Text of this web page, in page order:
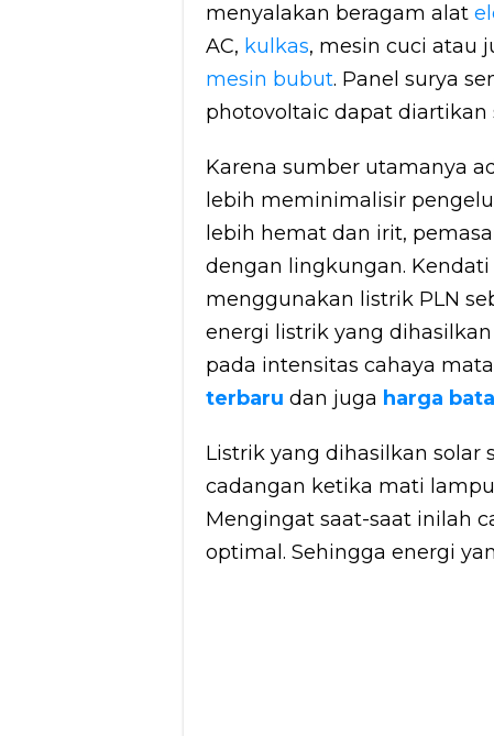
menyalakan beragam alat
AC, kulkas, mesin cuci atau
mesin bubut. Panel surya
photovoltaic dapat diartikan
Karena sumber utamanya
lebih meminimalisir
lebih hemat dan irit,
dengan lingkungan.
menggunakan listrik PLN
energi listrik yang
pada intensitas cahaya
terbaru dan juga harga
Listrik yang dihasilkan
cadangan ketika mati
Mengingat saat-saat inilah
optimal. Sehingga energi